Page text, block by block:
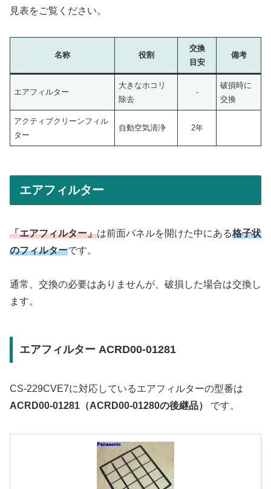
見表をご覧ください。
名称 役割
交換
目安
備考
エアフィルター
大きなホコリ
除去
-
破損時に
交換
アクティブクリーンフィル
ター
自動空気清浄 2年
エアフィルター
「エアフィルター」は前面パネルを開けた中にある格子状
のフィルターです。
通常、交換の必要はありませんが、破損した場合は交換し
ます。
エアフィルター ACRD00-01281
CS-229CVE7に対応しているエアフィルターの型番は
ACRD00-01281（ACRD00-01280の後継品）
です。